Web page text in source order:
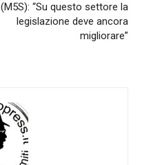
(M5S): “Su questo settore la
legislazione deve ancora
migliorare”